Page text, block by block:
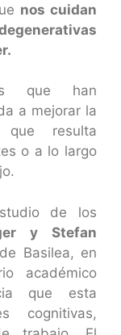
nos cuidan
que han
a mejorar la
resulta
o a lo largo
de los
y Stefan
Basilea, en
académico
que esta
cognitivas,